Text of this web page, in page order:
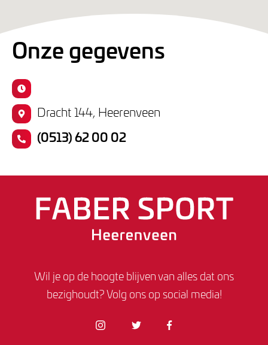
Onze gegevens
Dracht 144, Heerenveen
(0513) 62 00 02
Wil je op de hoogte blijven van alles dat ons
bezighoudt? Volg ons op social media!